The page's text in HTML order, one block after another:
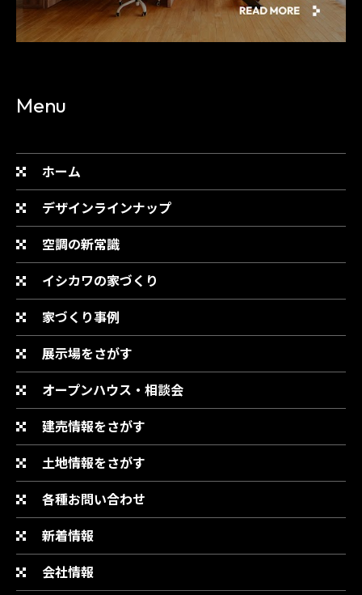
Menu
ホーム
デザインラインナップ
空調の新常識
イシカワの家づくり
家づくり事例
展示場をさがす
オープンハウス・相談会
建売情報をさがす
土地情報をさがす
各種お問い合わせ
新着情報
会社情報